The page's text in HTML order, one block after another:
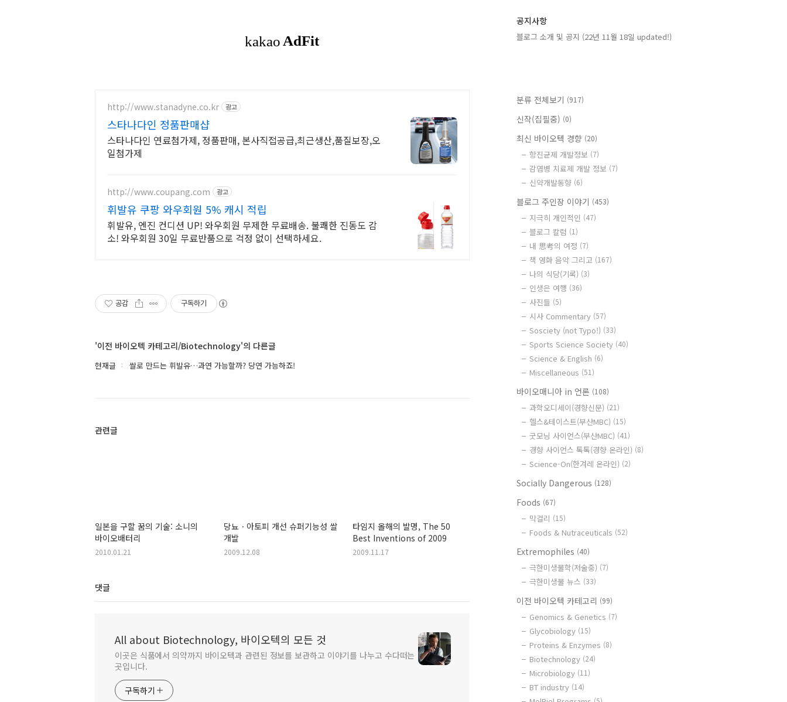
http://www.stanadyne.co.kr 광고
스타나다인 정품판매샵
스타나다인 연료첨가제, 정품판매, 본사직접공급,최근생산,품질보장,오
일첨가제
http://www.coupang.com 광고
휘발유 쿠팡 와우회원 5% 캐시 적립
휘발유, 엔진 컨디션 UP! 와우회원 무제한 무료배송. 불쾌한 진동도 감
소! 와우회원 30일 무료반품으로 걱정 없이 선택하세요.
공감 구독하기
'이전 바이오텍 카테고리/Biotechnology'의 다른글
현재글 쌀로 만드는 휘발유…과연 가능할까? 당연 가능하죠!
관련글
일본을 구할 꿈의 기술: 소니의
바이오배터리
2010.01.21
당뇨ㆍ아토피 개선 슈퍼기능성 쌀
개발
2009.12.08
타임지 올해의 발명, The 50
Best Inventions of 2009
2009.11.17
댓글
All about Biotechnology, 바이오텍의 모든 것
이곳은 식품에서 의약까지 바이오텍과 관련된 정보를 보관하고 이야기를 나누고 수다떠는
곳입니다.
구독하기
공지사항
블로그 소개 및 공지 (22년 11월 18일 updated!)
분류 전체보기 (917)
신작(집필중) (0)
최신 바이오텍 경향 (20)
항진균제 개발정보 (7)
감염병 치료제 개발 정보 (7)
신약개발동향 (6)
블로그 주인장 이야기 (453)
지극히 개인적인 (47)
블로그 칼럼 (1)
내 思考의 여정 (7)
책 영화 음악 그리고 (167)
나의 식당(기록) (3)
인생은 여행 (36)
사진들 (5)
시사 Commentary (57)
Sosciety (not Typo!) (33)
Sports Science Society (40)
Science & English (6)
Miscellaneous (51)
바이오매니아 in 언론 (108)
과학오디세이(경향신문) (21)
헬스&테이스트(부산MBC) (15)
굿모닝 사이언스(부산MBC) (41)
경향 사이언스 톡톡(경향 온라인) (8)
Science-On(한겨레 온라인) (2)
Socially Dangerous (128)
Foods (67)
막걸리 (15)
Foods & Nutraceuticals (52)
Extremophiles (40)
극한미생물학(저술중) (7)
극한미생물 뉴스 (33)
이전 바이오텍 카테고리 (99)
Genomics & Genetics (7)
Glycobiology (15)
Proteins & Enzymes (8)
Biotechnology (24)
Microbiology (11)
BT industry (14)